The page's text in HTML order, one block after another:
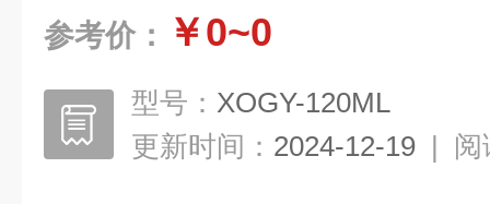
参考价： ￥0~0
型号： XOGY-120ML
更新时间： 2024-12-19 | 阅